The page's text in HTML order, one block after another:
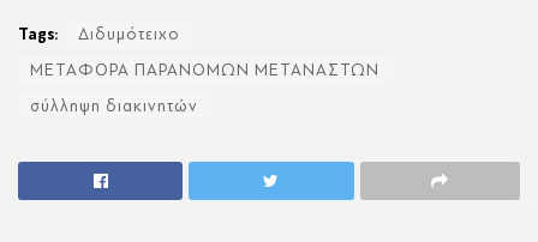
Tags:
Διδυμότειχο
ΜΕΤΑΦΟΡΑ ΠΑΡΑΝΟΜΩΝ ΜΕΤΑΝΑΣΤΩΝ
σύλληψη διακινητών